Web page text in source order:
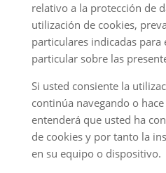
relativo a la protección de
utilización de cookies,
particulares indicadas para
particular sobre las
Si usted consiente la
continúa navegando o
entenderá que usted ha
de cookies y por tanto la
en su equipo o dispositivo.